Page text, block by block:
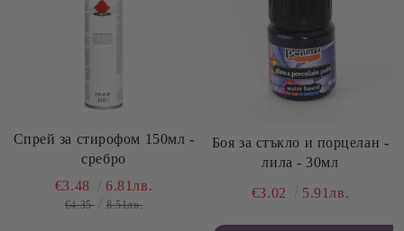
Спрей за стирофом 150мл -
сребро
€3.48 6.81лв.
€4.35 8.51лв.
Боя за стъкло и порцелан -
лила - 30мл
€3.02
5.91лв.